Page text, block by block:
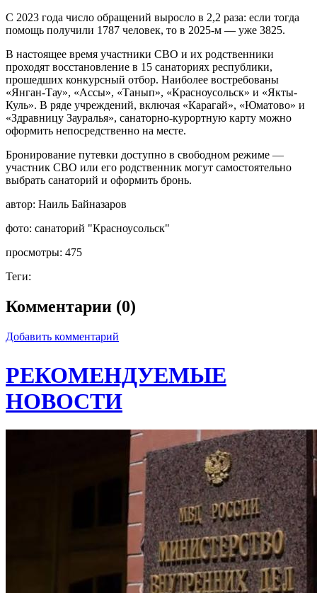
С 2023 года число обращений выросло в 2,2 раза: если тогда
помощь получили 1787 человек, то в 2025-м — уже 3825.
В настоящее время участники СВО и их родственники
проходят восстановление в 15 санаториях республики,
прошедших конкурсный отбор. Наиболее востребованы
«Янган-Тау», «Ассы», «Танып», «Красноусольск» и «Якты-
Куль». В ряде учреждений, включая «Карагай», «Юматово» и
«Здравницу Зауралья», санаторно-курортную карту можно
оформить непосредственно на месте.
Бронирование путевки доступно в свободном режиме —
участник СВО или его родственник могут самостоятельно
выбрать санаторий и оформить бронь.
автор: Наиль Байназаров
фото: санаторий "Красноусольск"
просмотры: 475
Теги:
Комментарии (0)
Добавить комментарий
РЕКОМЕНДУЕМЫЕ
НОВОСТИ